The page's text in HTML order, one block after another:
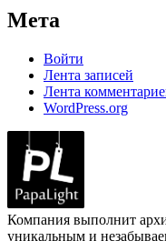
Мета
Войти
Лента записей
Лента
WordPress.org
Компания выполнит
уникальным и